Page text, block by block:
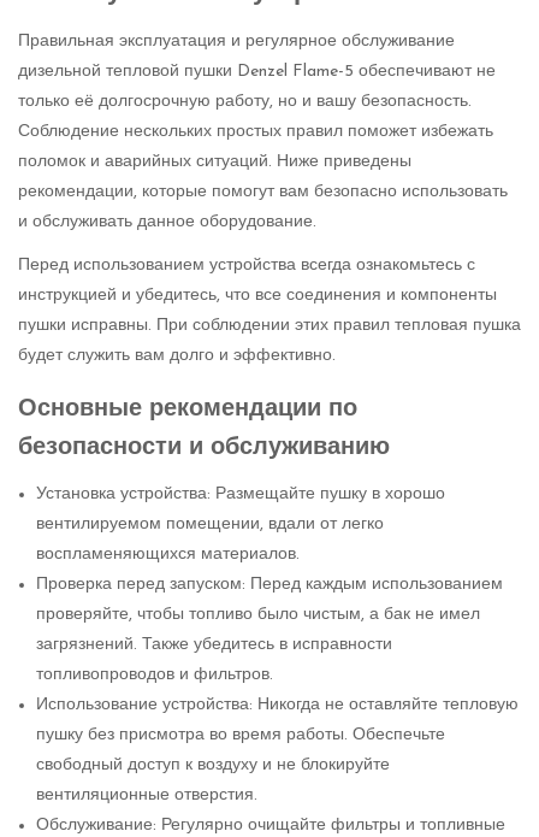
Правильная эксплуатация и регулярное обслуживание
дизельной тепловой пушки Denzel Flame-5 обеспечивают не
только её долгосрочную работу, но и вашу безопасность.
Соблюдение нескольких простых правил поможет избежать
поломок и аварийных ситуаций. Ниже приведены
рекомендации, которые помогут вам безопасно использовать
и обслуживать данное оборудование.
Перед использованием устройства всегда ознакомьтесь с
инструкцией и убедитесь, что все соединения и компоненты
пушки исправны. При соблюдении этих правил тепловая пушка
будет служить вам долго и эффективно.
Основные рекомендации по
безопасности и обслуживанию
Установка устройства: Размещайте пушку в хорошо
вентилируемом помещении, вдали от легко
воспламеняющихся материалов.
Проверка перед запуском: Перед каждым использованием
проверяйте, чтобы топливо было чистым, а бак не имел
загрязнений. Также убедитесь в исправности
топливопроводов и фильтров.
Использование устройства: Никогда не оставляйте тепловую
пушку без присмотра во время работы. Обеспечьте
свободный доступ к воздуху и не блокируйте
вентиляционные отверстия.
Обслуживание: Регулярно очищайте фильтры и топливные